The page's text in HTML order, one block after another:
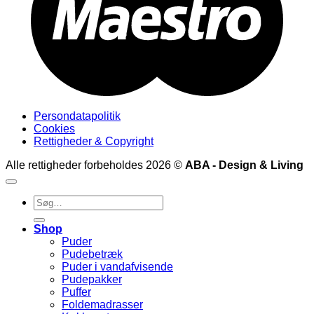
Persondatapolitik
Cookies
Rettigheder & Copyright
Alle rettigheder forbeholdes 2026 © ABA - Design & Living
Søg
efter:
Shop
Puder
Pudebetræk
Puder i vandafvisende
Pudepakker
Puffer
Foldemadrasser